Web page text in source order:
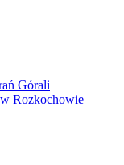
Górali
Rozkochowie